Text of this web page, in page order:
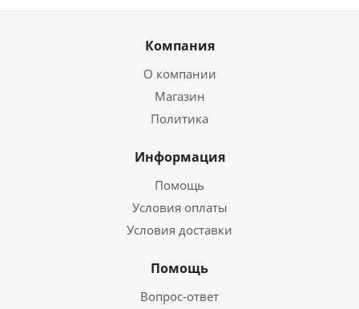
Компания
О компании
Магазин
Политика
Информация
Помощь
Условия оплаты
Условия доставки
Помощь
Вопрос-ответ